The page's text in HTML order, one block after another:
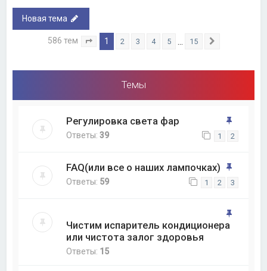
Новая тема
586 тем Страница из 15
1 2 3 4 5 15
Темы
Регулировка света фар
Ответы:39 1 2
FAQ(или все о наших лампочках)
Ответы: 59 1 2 3
Чистим испаритель кондиционера
или чистота залог здоровья
Ответы: 15